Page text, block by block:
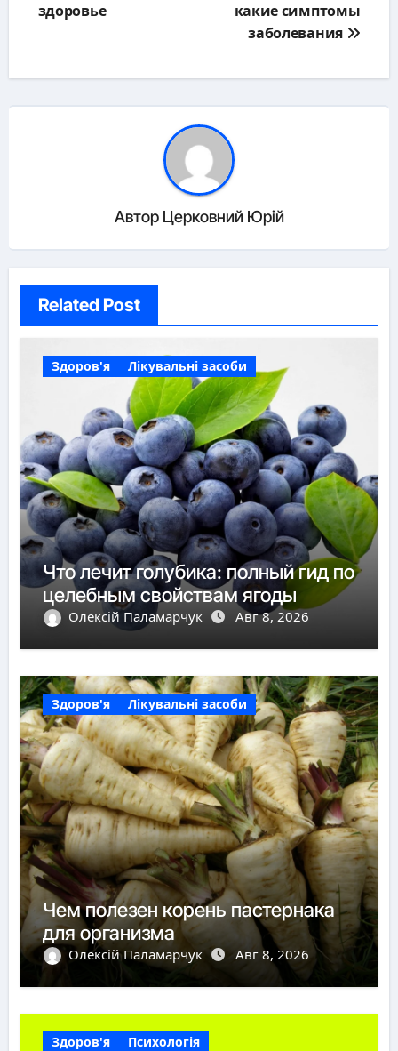
здоровье
какие симптомы
заболевания
Автор Церковний Юрій
Related Post
Здоров'я Лікувальні засоби
Что лечит голубика: полный гид по
целебным свойствам ягоды
Олексій Паламарчук Авг 8, 2026
Здоров'я Лікувальні засоби
Чем полезен корень пастернака
для организма
Олексій Паламарчук Авг 8, 2026
Здоров'я Психологія